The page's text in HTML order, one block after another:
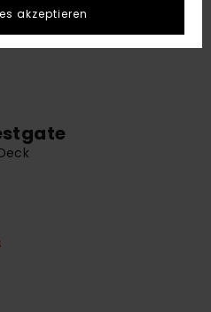
akzeptieren